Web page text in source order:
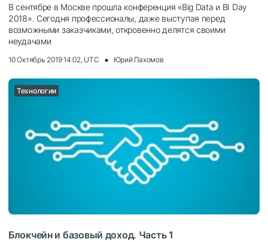
В сентябре в Москве прошла конференция «Big Data и BI Day
2018». Сегодня профессионалы, даже выступая перед
возможными заказчиками, откровенно делятся своими
неудачами
10 Октябрь 2019 14:02, UTC Юрий Пахомов
Технологии
Блокчейн и базовый доход. Часть 1